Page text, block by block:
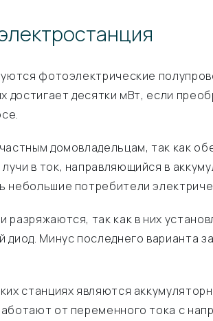
фотоэлектрические
достигает десятки мВт, если
домовладельцам, так как
в ток, направляющийся в
потребители
разряжаются, так как в них
Минус последнего варианта
станциях являются
от переменного тока с